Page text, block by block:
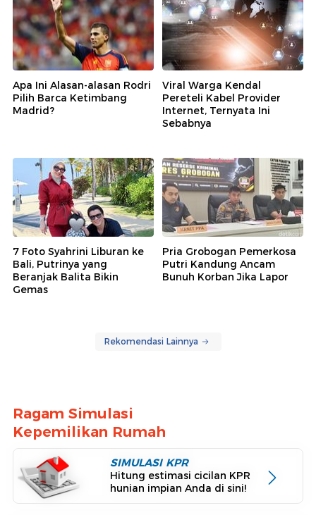
Apa Ini Alasan-alasan Rodri
Pilih Barca Ketimbang
Madrid?
Viral Warga Kendal
Pereteli Kabel Provider
Internet, Ternyata Ini
Sebabnya
7 Foto Syahrini Liburan ke
Bali, Putrinya yang
Beranjak Balita Bikin
Gemas
Pria Grobogan Pemerkosa
Putri Kandung Ancam
Bunuh Korban Jika Lapor
Rekomendasi Lainnya
Ragam Simulasi
Kepemilikan Rumah
SIMULASI KPR
Hitung estimasi cicilan KPR
hunian impian Anda di sini!